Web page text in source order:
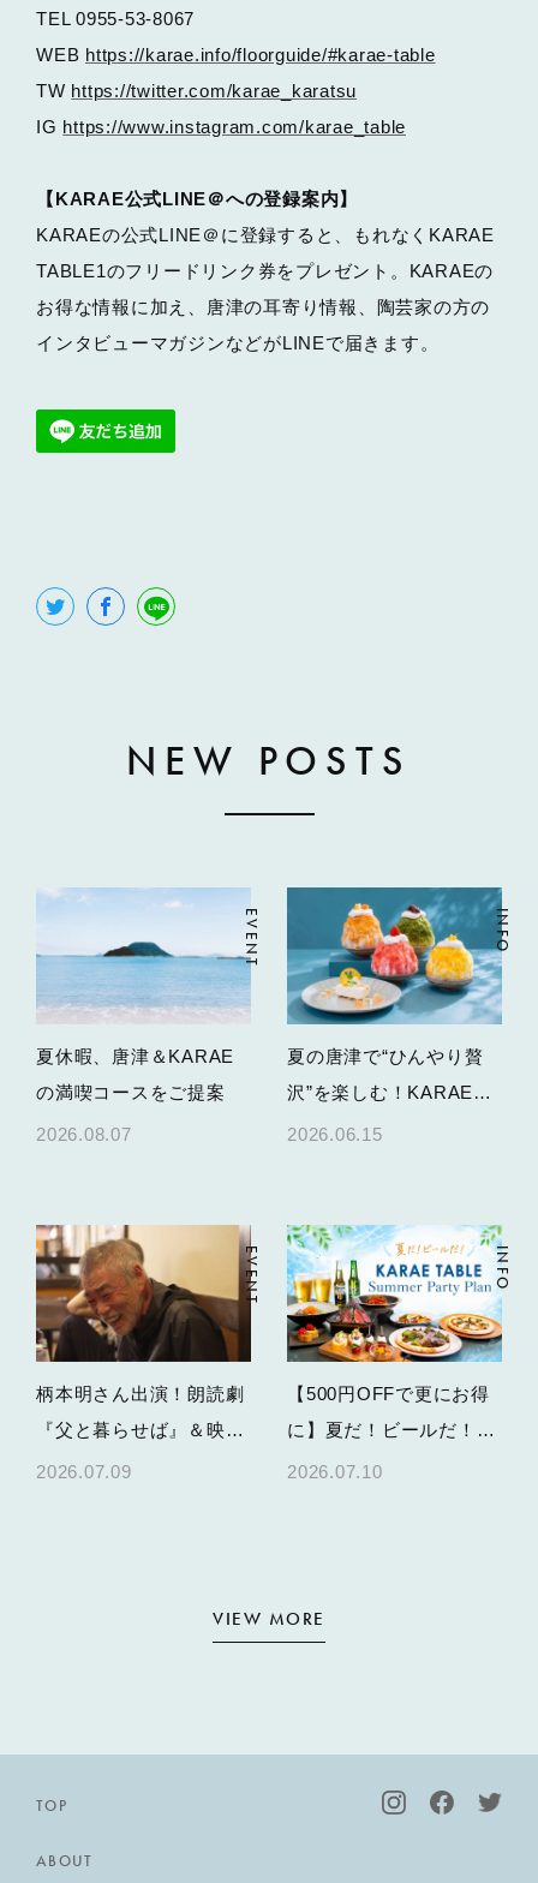
TEL 0955-53-8067
WEB https://karae.info/floorguide/#karae-table
TW https://twitter.com/karae_karatsu
IG https://www.instagram.com/karae_table
【KARAE公式LINE＠への登録案内】
KARAEの公式LINE＠に登録すると、もれなくKARAE
TABLE1のフリードリンク券をプレゼント。KARAEの
お得な情報に加え、唐津の耳寄り情報、陶芸家の方の
インタビューマガジンなどがLINEで届きます。
NEW POSTS
夏休暇、唐津＆KARAE
の満喫コースをご提案
2026.08.07
EVENT
夏の唐津で“ひんやり贅
沢”を楽しむ！KARAE
TABLEかき氷＆限定スイ
2026.06.15
INFO
柄本明さん出演！朗読劇
『父と暮らせば』＆映画
特別上映の開催決定
2026.07.09
EVENT
【500円OFFで更にお得
に】夏だ！ビールだ！
KARAE TABLEで乾杯す
2026.07.10
INFO
VIEW MORE
TOP
ABOUT